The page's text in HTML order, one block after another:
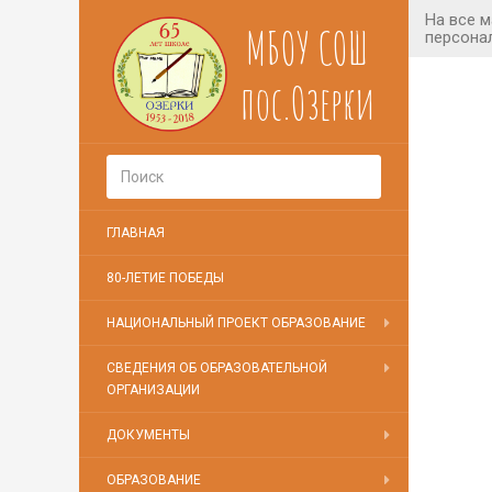
МБОУ СОШ
пос.Озерки
ГЛАВНАЯ
80-ЛЕТИЕ ПОБЕДЫ
НАЦИОНАЛЬНЫЙ ПРОЕКТ ОБРАЗОВАНИЕ
СВЕДЕНИЯ ОБ ОБРАЗОВАТЕЛЬНОЙ
ОРГАНИЗАЦИИ
ДОКУМЕНТЫ
ОБРАЗОВАНИЕ